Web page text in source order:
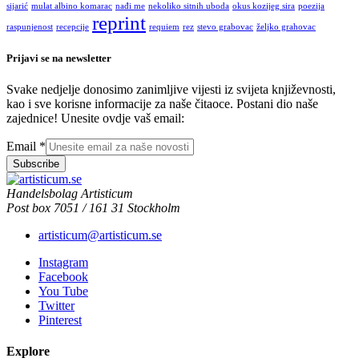
sijarić mulat albino komarac nađi me nekoliko sitnih uboda okus kozijeg sira poezija
raspunjenost recepcije reprint requiem rez stevo grabovac željko grahovac
Prijavi se na newsletter
Svake nedjelje donosimo zanimljive vijesti iz svijeta književnosti,
kao i sve korisne informacije za naše čitaoce. Postani dio naše
zajednice! Unesite ovdje vaš email:
Email *
Subscribe
Handelsbolag Artisticum
Post box 7051 / 161 31 Stockholm
artisticum@artisticum.se
Instagram
Facebook
You Tube
Twitter
Pinterest
Explore